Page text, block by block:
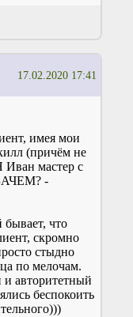
17.02.2020 17:41
имея мои
(причём не
Иван мастер с
-
что
скромно
стыдно
по мелочам.
авторитетный
беспокоить